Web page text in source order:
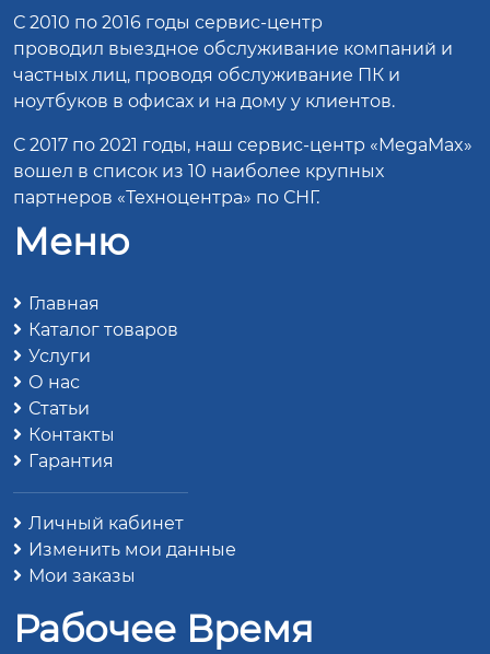
С 2010 по 2016 годы сервис-центр
проводил выездное обслуживание компаний и
частных лиц, проводя обслуживание ПК и
ноутбуков в офисах и на дому у клиентов.
С 2017 по 2021 годы, наш сервис-центр «MegaMax»
вошел в список из 10 наиболее крупных
партнеров «Техноцентра» по СНГ.
Меню
Главная
Каталог товаров
Услуги
О нас
Статьи
Контакты
Гарантия
Личный кабинет
Изменить мои данные
Мои заказы
Рабочее Время